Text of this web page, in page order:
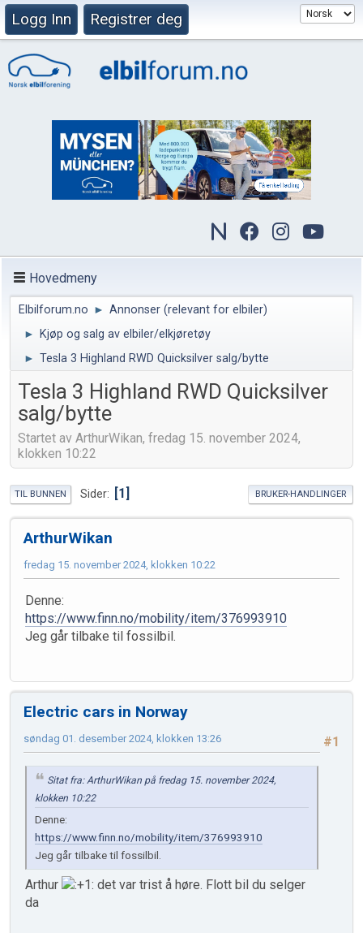
Logg Inn Registrer deg
Hovedmeny
Elbilforum.no ► Annonser (relevant for elbiler)
►
Kjøp og salg av elbiler/elkjøretøy
► Tesla 3 Highland RWD Quicksilver salg/bytte
Tesla 3 Highland RWD Quicksilver
salg/bytte
Startet av ArthurWikan, fredag 15. november 2024,
klokken 10:22
TIL BUNNEN Sider 1 BRUKER-HANDLINGER
ArthurWikan
fredag 15. november 2024, klokken 10:22
Denne:
https://www.finn.no/mobility/item/376993910
Jeg går tilbake til fossilbil.
Electric cars in Norway
#1
søndag 01. desember 2024, klokken 13:26
Sitat fra: ArthurWikan på fredag 15. november 2024,
klokken 10:22
Denne:
https://www.finn.no/mobility/item/376993910
Jeg går tilbake til fossilbil.
Arthur
det var trist å høre. Flott bil du selger
da